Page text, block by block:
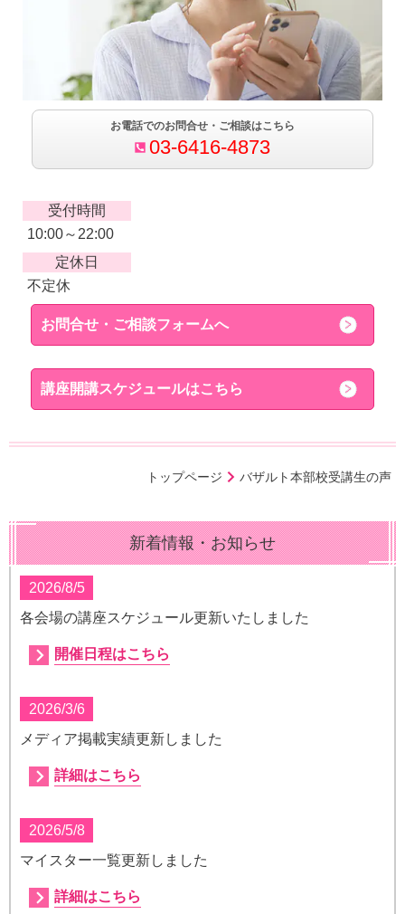
お電話でのお問合せ・ご相談はこちら
03-6416-4873
受付時間
10:00～22:00
定休日
不定休
お問合せ・ご相談フォームへ
講座開講スケジュールはこちら
トップページ バザルト本部校受講生の声
新着情報・お知らせ
2026/8/5
各会場の講座スケジュール更新いたしました
開催日程はこちら
2026/3/6
メディア掲載実績更新しました
詳細はこちら
2026/5/8
マイスター一覧更新しました
詳細はこちら